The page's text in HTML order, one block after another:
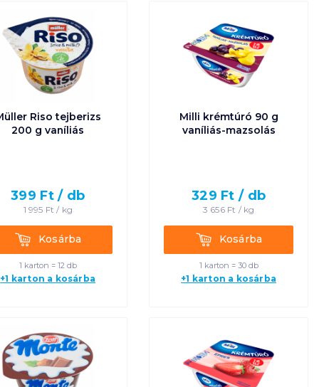
Riso tejberizs
200 g vaníliás
399 Ft / db
1 995 Ft / kg
KosárbaKosárba
1 karton = 12 db
+1 karton a kosárba
Milli krémtúró 90 g
vaníliás-mazsolás
329 Ft / db
3 656Ft / kg
KosárbaKosárba
1 karton = 30 db
+1 karton a kosárba